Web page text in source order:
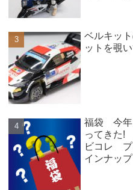
ベルキッ
ットを覗
福袋 今年
ってきた
ビコレ プ
インナップ